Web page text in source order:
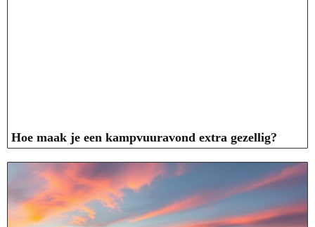
Hoe maak je een kampvuuravond extra gezellig?